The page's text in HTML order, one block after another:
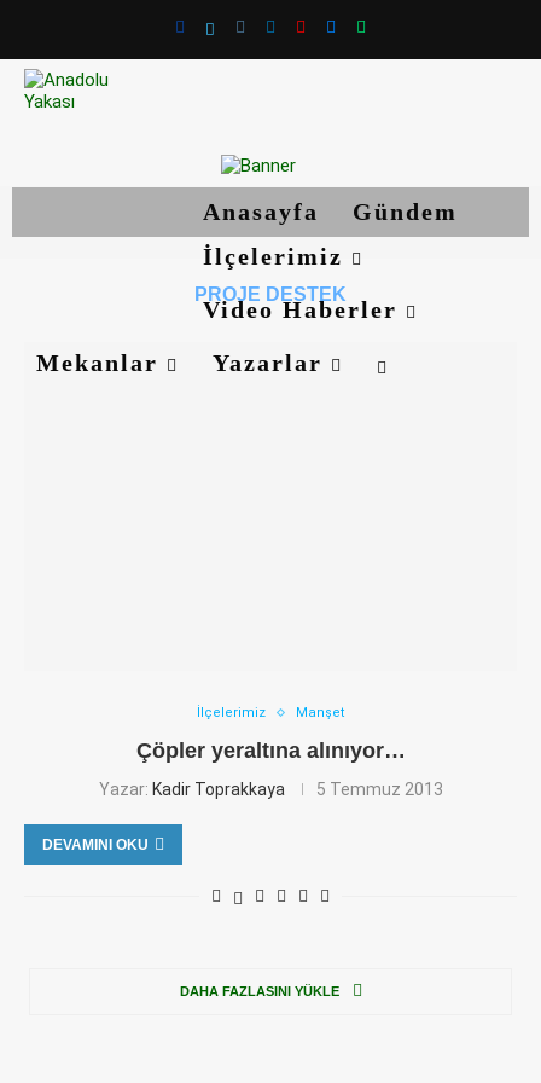
Anasayfa
Gündem
İlçelerimiz
Video Haberler
Mekanlar
Yazarlar
PROJE DESTEK
İlçelerimiz Manşet
Çöpler yeraltına alınıyor…
Yazar: Kadir Toprakkaya 5 Temmuz 2013
DEVAMINI OKU
DAHA FAZLASINI YÜKLE